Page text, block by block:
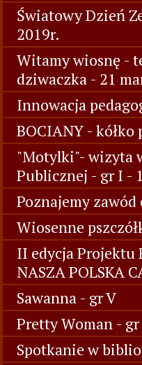
Światowy Dzień
2019r.
Witamy wiosnę -
dziwaczka - 21
Innowacja
BOCIANY - kółko
"Motylki"- wizyta
Publicznej - gr I -
Poznajemy
Wiosenne
II edycja Projektu
NASZA POLSKA
Sawanna - gr V
Pretty Woman - gr
Spotkanie w